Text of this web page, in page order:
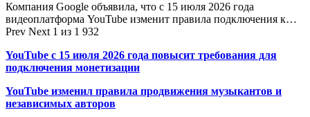
Компания Google объявила, что с 15 июля 2026 года
видеоплатформа YouTube изменит правила подключения к…
Prev Next 1 из 1 932
YouTube с 15 июля 2026 года повысит требования для
подключения монетизации
YouTube изменил правила продвижения музыкантов и
независимых авторов